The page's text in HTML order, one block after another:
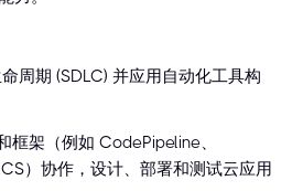
周期 (SDLC) 并应用自动化工具构
框架（例如 CodePipeline、
）协作，设计、部署和测试云应用